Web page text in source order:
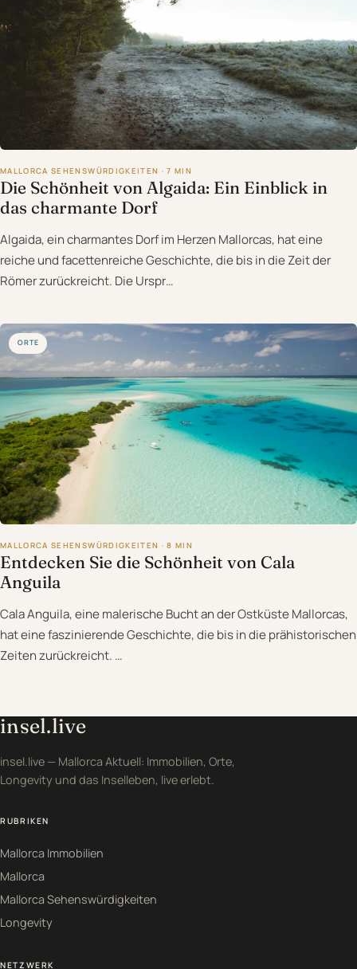
MALLORCA SEHENSWÜRDIGKEITEN · 7 MIN
Die Schönheit von Algaida: Ein Einblick in
das charmante Dorf
Algaida, ein charmantes Dorf im Herzen Mallorcas, hat eine
reiche und facettenreiche Geschichte, die bis in die Zeit der
Römer zurückreicht. Die Urspr…
ORTE
MALLORCA SEHENSWÜRDIGKEITEN · 8 MIN
Entdecken Sie die Schönheit von Cala
Anguila
Cala Anguila, eine malerische Bucht an der Ostküste Mallorcas,
hat eine faszinierende Geschichte, die bis in die prähistorischen
Zeiten zurückreicht. …
insel.live
insel.live — Mallorca Aktuell: Immobilien, Orte,
Longevity und das Inselleben, live erlebt.
RUBRIKEN
Mallorca Immobilien
Mallorca
Mallorca Sehenswürdigkeiten
Longevity
NETZWERK